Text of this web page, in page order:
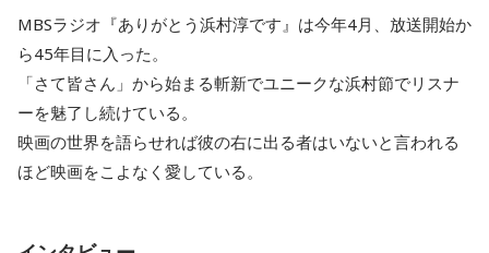
MBSラジオ『ありがとう浜村淳です』は今年4月、放送開始か
ら45年目に入った。
「さて皆さん」から始まる斬新でユニークな浜村節でリスナ
ーを魅了し続けている。
映画の世界を語らせれば彼の右に出る者はいないと言われる
ほど映画をこよなく愛している。